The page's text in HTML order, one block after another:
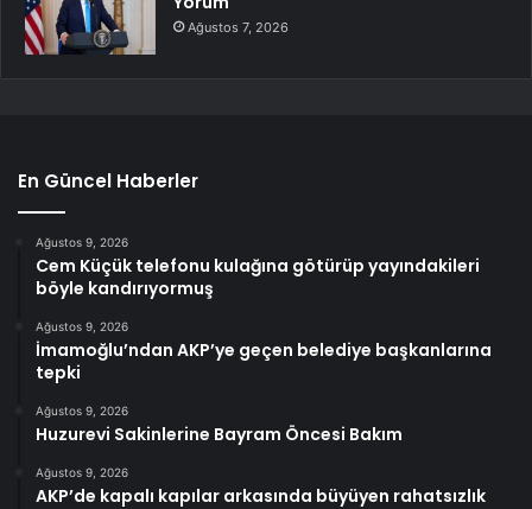
Ağustos 7, 2026
En Güncel Haberler
Ağustos 9, 2026
Cem Küçük telefonu kulağına götürüp yayındakileri
böyle kandırıyormuş
Ağustos 9, 2026
İmamoğlu’ndan AKP’ye geçen belediye başkanlarına
tepki
Ağustos 9, 2026
Huzurevi Sakinlerine Bayram Öncesi Bakım
Ağustos 9, 2026
AKP’de kapalı kapılar arkasında büyüyen rahatsızlık